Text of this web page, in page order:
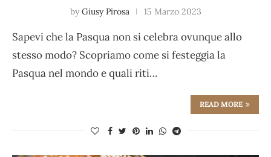
by Giusy Pirosa 15 Marzo 2023
Sapevi che la Pasqua non si celebra ovunque allo
stesso modo? Scopriamo come si festeggia la
Pasqua nel mondo e quali riti…
READ MORE